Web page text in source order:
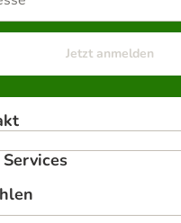
Jetzt anmelden